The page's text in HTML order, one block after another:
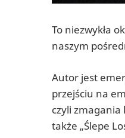
To niezwykła
naszym
Autor jest
przejściu na
czyli zmagania
także „Ślepe